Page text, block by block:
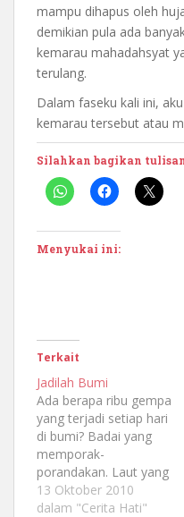
mampu dihapus oleh
demikian pula ada
kemarau mahadahsyat
terulang.
Dalam faseku kali ini,
kemarau tersebut atau
Silahkan bagikan
Menyukai ini:
Terkait
Jadilah Bumi
Ada berapa ribu gempa
yang terjadi setiap hari
di bumi? Badai yang
memporak-
porandakan. Laut yang
menelan. Namun bumi
ini tidak pernah sedetik
13 Oktober 2010
dalam "Cerita Hati"